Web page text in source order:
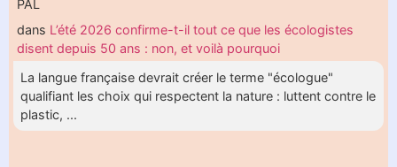
PAL
dans L’été 2026 confirme-t-il tout ce que les écologistes
disent depuis 50 ans : non, et voilà pourquoi
La langue française devrait créer le terme "écologue"
qualifiant les choix qui respectent la nature : luttent contre le
plastic, ...